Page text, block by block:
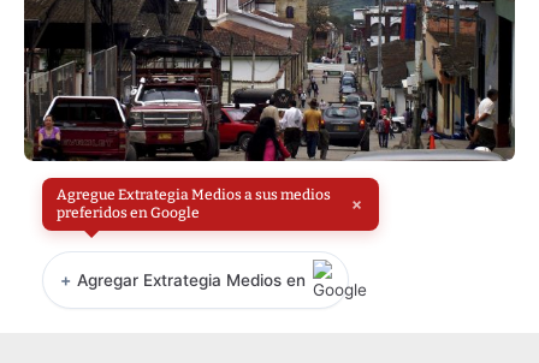
Agregue Extrategia Medios a sus medios
preferidos en Google
×
+ Agregar Extrategia Medios en